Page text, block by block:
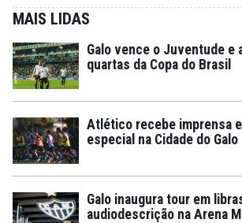
MAIS LIDAS
Galo vence o Juventude e
quartas da Copa do Brasil
Atlético recebe imprensa
especial na Cidade do Galo
Galo inaugura tour em
audiodescrição na Arena